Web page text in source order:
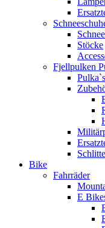
Stöcke
Fjellpulken
Bike
Fahrräder
E